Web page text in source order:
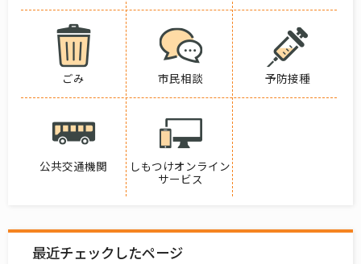
ごみ 市民相談 予防接種
公共交通機関
しもつけオンライン
サービス
最近チェックしたページ